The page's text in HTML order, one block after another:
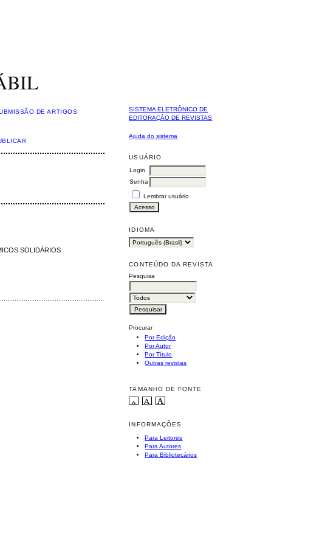
SISTEMA ELETRÔNICO DE
EDITORAÇÃO DE REVISTAS
Ajuda do sistema
USUÁRIO
Login
Senha
Lembrar usuário
IDIOMA
CONTEÚDO DA REVISTA
Pesquisa
Procurar
Por Edição
Por Autor
Por Título
Outras revistas
TAMANHO DE FONTE
INFORMAÇÕES
Para Leitores
Para Autores
Para Bibliotecários
DE ARTIGOS
SOLIDÁRIOS